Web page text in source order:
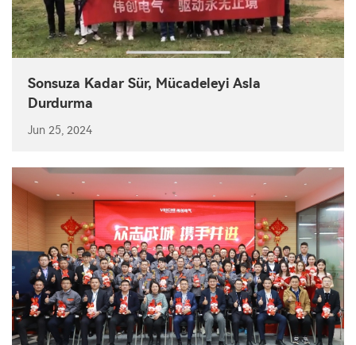
Sonsuza Kadar Sür, Mücadeleyi Asla
Durdurma
Jun 25, 2024